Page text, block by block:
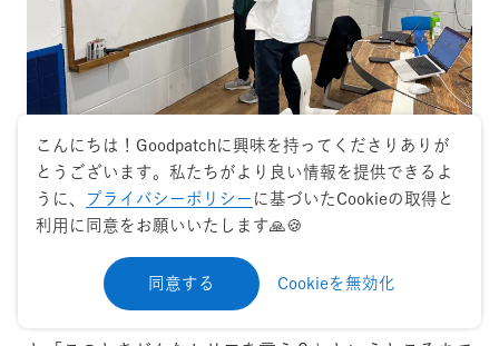
作業はオンライン中心だったが、対面で集中的にアイデア
をブラッシュアップしたプロセスが効果的だった
クボタ 穴井さん：
仰る通りです。UIといってもAIとの対話をベースにする
こんにちは！Goodpatchに興味を持ってくださりありが
とうございます。私たちがより良い情報を提供できるよ
うに、
プライバシーポリシー に基づいたCookieの取得と
利用に同意をお願いいたします🙏🍪
同意する Cookieを無効化